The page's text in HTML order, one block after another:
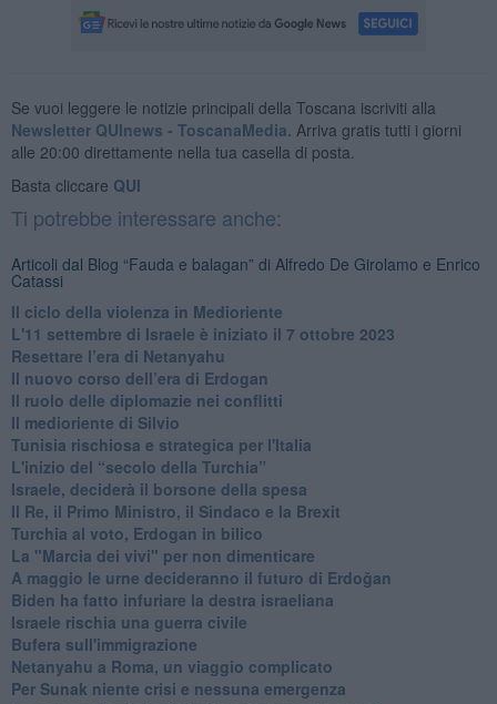
Se vuoi leggere le notizie principali della Toscana iscriviti alla
Newsletter QUInews - ToscanaMedia. Arriva gratis tutti i giorni
alle 20:00 direttamente nella tua casella di posta.
Basta cliccare QUI
Ti potrebbe interessare anche:
Articoli dal Blog “Fauda e balagan” di Alfredo De Girolamo e Enrico
Catassi
Il ciclo della violenza in Medioriente
L'11 settembre di Israele è iniziato il 7 ottobre 2023
Resettare l’era di Netanyahu
​Il nuovo corso dell’era di Erdogan
Il ruolo delle diplomazie nei conflitti
Il medioriente di Silvio
Tunisia rischiosa e strategica per l'Italia
L'inizio del “secolo della Turchia”
Israele, deciderà il borsone della spesa
Il Re, il Primo Ministro, il Sindaco e la Brexit
Turchia al voto, Erdogan in bilico
La "Marcia dei vivi" per non dimenticare
A maggio le urne decideranno il futuro di Erdoğan
Biden ha fatto infuriare la destra israeliana
Israele rischia una guerra civile
Bufera sull'immigrazione
Netanyahu a Roma, un viaggio complicato
Per Sunak niente crisi e nessuna emergenza